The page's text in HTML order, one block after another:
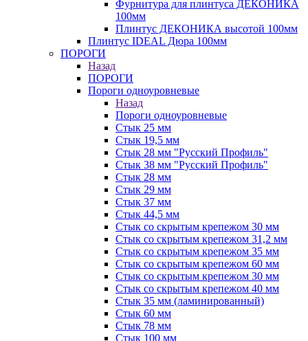
Фурнитура для плинтуса ДЕКОНИКА
100мм
Плинтус ДЕКОНИКА высотой 100мм
Плинтус IDEAL Дюра 100мм
ПОРОГИ
Назад
ПОРОГИ
Пороги одноуровневые
Назад
Пороги одноуровневые
Стык 25 мм
Стык 19,5 мм
Стык 28 мм "Русский Профиль"
Стык 38 мм "Русский Профиль"
Стык 28 мм
Стык 29 мм
Стык 37 мм
Стык 44,5 мм
Стык со скрытым крепежом 30 мм
Стык со скрытым крепежом 31,2 мм
Стык со скрытым крепежом 35 мм
Стык со скрытым крепежом 60 мм
Стык со скрытым крепежом 30 мм
Стык со скрытым крепежом 40 мм
Стык 35 мм (ламинированный)
Стык 60 мм
Стык 78 мм
Стык 100 мм